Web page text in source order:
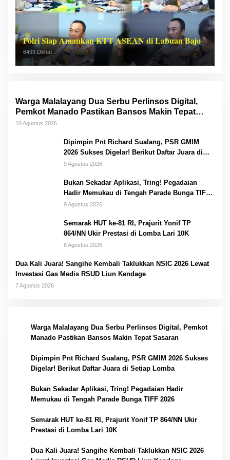
Polri Siap Amankan KTT ASEAN di Labuan Bajo
6493 Dilihat
Warga Malalayang Dua Serbu Perlinsos Digital,
Pemkot Manado Pastikan Bansos Makin Tepat
Sasaran
10 Agustus 2026
Dipimpin Pnt Richard Sualang, PSR GMIM
2026 Sukses Digelar! Berikut Daftar Juara di
Setiap Lomba
9 Agustus 2026
Bukan Sekadar Aplikasi, Tring! Pegadaian
Hadir Memukau di Tengah Parade Bunga TIFF
2026
9 Agustus 2026
Semarak HUT ke-81 RI, Prajurit Yonif TP
864/NN Ukir Prestasi di Lomba Lari 10K
8 Agustus 2026
Dua Kali Juara! Sangihe Kembali Taklukkan NSIC 2026 Lewat
Investasi Gas Medis RSUD Liun Kendage
7 Agustus 2026
Warga Malalayang Dua Serbu Perlinsos Digital, Pemkot
Manado Pastikan Bansos Makin Tepat Sasaran
Dipimpin Pnt Richard Sualang, PSR GMIM 2026 Sukses
Digelar! Berikut Daftar Juara di Setiap Lomba
Bukan Sekadar Aplikasi, Tring! Pegadaian Hadir
Memukau di Tengah Parade Bunga TIFF 2026
Semarak HUT ke-81 RI, Prajurit Yonif TP 864/NN Ukir
Prestasi di Lomba Lari 10K
Dua Kali Juara! Sangihe Kembali Taklukkan NSIC 2026